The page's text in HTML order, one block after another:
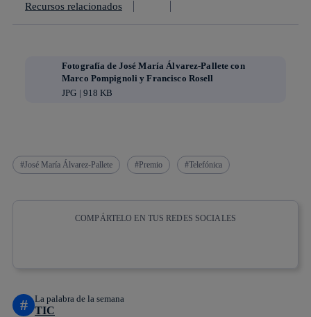
Recursos relacionados
Fotografía de José María Álvarez-Pallete con
Marco Pompignoli y Francisco Rosell
JPG | 918 KB
José María Álvarez-Pallete Premio Telefónica
COMPÁRTELO EN TUS REDES SOCIALES
# La palabra de la semana
TIC